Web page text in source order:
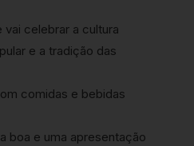
vai celebrar a cultura
e a tradição das
comidas e bebidas
boa e uma apresentação